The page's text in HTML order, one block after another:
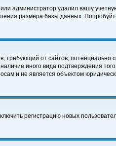
администратор удалил вашу
размера базы данных.
требующий от сайтов,
иного вида подтверждения
и не является объектом
регистрацию новых